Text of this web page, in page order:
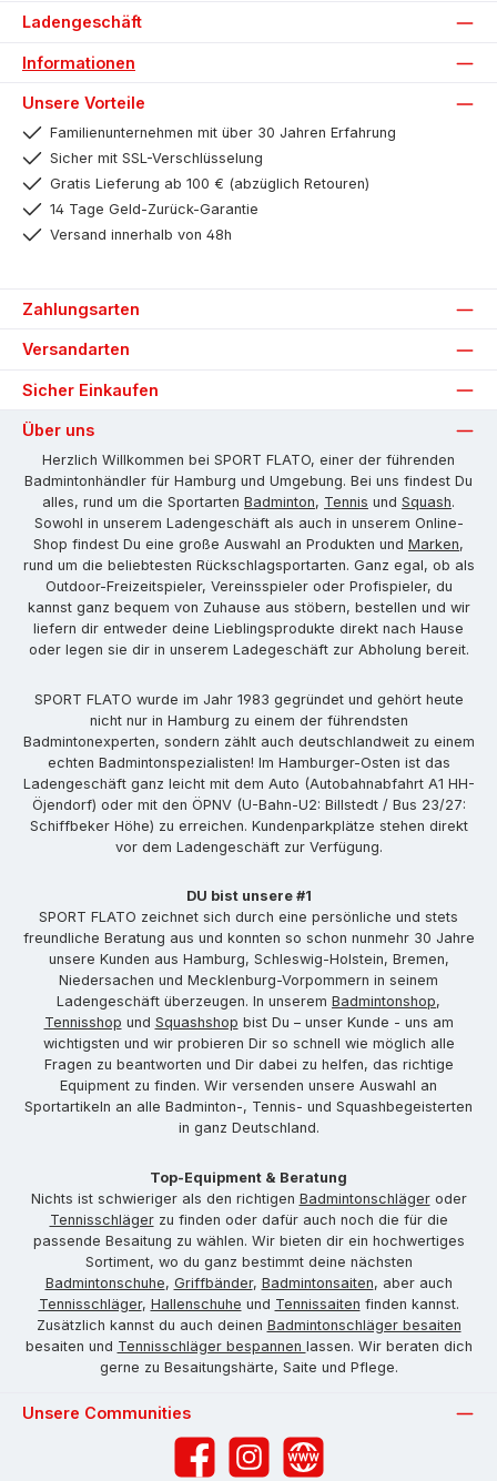
Ladengeschäft
Informationen
Unsere Vorteile
Familienunternehmen mit über 30 Jahren Erfahrung
Sicher mit SSL-Verschlüsselung
Gratis Lieferung ab 100 € (abzüglich Retouren)
14 Tage Geld-Zurück-Garantie
Versand innerhalb von 48h
Zahlungsarten
Versandarten
Sicher Einkaufen
Über uns
Herzlich Willkommen bei SPORT FLATO, einer der führenden
Badmintonhändler für Hamburg und Umgebung. Bei uns findest Du
alles, rund um die Sportarten Badminton, Tennis und Squash.
Sowohl in unserem Ladengeschäft als auch in unserem Online-
Shop findest Du eine große Auswahl an Produkten und Marken,
rund um die beliebtesten Rückschlagsportarten. Ganz egal, ob als
Outdoor-Freizeitspieler, Vereinsspieler oder Profispieler, du
kannst ganz bequem von Zuhause aus stöbern, bestellen und wir
liefern dir entweder deine Lieblingsprodukte direkt nach Hause
oder legen sie dir in unserem Ladegeschäft zur Abholung bereit.
SPORT FLATO wurde im Jahr 1983 gegründet und gehört heute
nicht nur in Hamburg zu einem der führendsten
Badmintonexperten, sondern zählt auch deutschlandweit zu einem
echten Badmintonspezialisten! Im Hamburger-Osten ist das
Ladengeschäft ganz leicht mit dem Auto (Autobahnabfahrt A1 HH-
Öjendorf) oder mit den ÖPNV (U-Bahn-U2: Billstedt / Bus 23/27:
Schiffbeker Höhe) zu erreichen. Kundenparkplätze stehen direkt
vor dem Ladengeschäft zur Verfügung.
DU bist unsere #1
SPORT FLATO zeichnet sich durch eine persönliche und stets
freundliche Beratung aus und konnten so schon nunmehr 30 Jahre
unsere Kunden aus Hamburg, Schleswig-Holstein, Bremen,
Niedersachen und Mecklenburg-Vorpommern in seinem
Ladengeschäft überzeugen. In unserem Badmintonshop,
Tennisshop und Squashshop bist Du – unser Kunde - uns am
wichtigsten und wir probieren Dir so schnell wie möglich alle
Fragen zu beantworten und Dir dabei zu helfen, das richtige
Equipment zu finden. Wir versenden unsere Auswahl an
Sportartikeln an alle Badminton-, Tennis- und Squashbegeisterten
in ganz Deutschland.
Top-Equipment & Beratung
Nichts ist schwieriger als den richtigen Badmintonschlägeroder
Tennisschlägerzu finden oder dafür auch noch die für die
passende Besaitung zu wählen. Wir bieten dir ein hochwertiges
Sortiment, wo du ganz bestimmt deine nächsten
Badmintonschuhe, Griffbänder, Badmintonsaiten, aber auch
Tennisschläger, Hallenschuhe und Tennissaiten finden kannst.
Zusätzlich kannst du auch deinen Badmintonschläger besaiten
besaiten und Tennisschläger bespannen lassen. Wir beraten dich
gerne zu Besaitungshärte, Saite und Pflege.
Unsere Communities
FacebookInstagramWebsite